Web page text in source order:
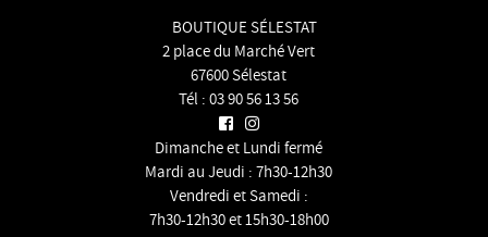
BOUTIQUE SÉLESTAT
2 place du Marché Vert
67600 Sélestat
Tél : 03 90 56 13 56
Dimanche et Lundi fermé
Mardi au Jeudi : 7h30-12h30
Vendredi et Samedi :
7h30-12h30 et 15h30-18h00